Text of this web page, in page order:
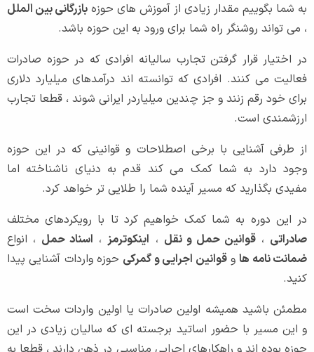
به شما بگوییم مقدار زیادی از آموزش های حوزه بازرگانی بین الملل
، می تواند روشنگر راه شما برای ورود به این حوزه باشد.
در اختیار قرار گرفتن تجارب سالیانه افرادی که در حوزه صادرات
فعالیت می کنند. افرادی که توانسته اند درآمدهای میلیارد دلاری
برای خود رقم زنند و جز چندین میلیاردر ایرانی شوند ، قطعا تجارب
ارزشمندی است.
از طرفی آشنایی با برخی اصطلاحات و قوانینی که در این حوزه
وجود دارد به شما کمک می کند قدم به دنیای ناشناخته اما
مفیدی بگذارید که مسیر آینده شما را طلایی تر خواهد کرد.
در این دوره به شما کمک خواهیم کرد تا با رویکردهای مختلف
صادراتی ،قوانین حمل و نقل ، اینکوترمز، اسناد حمل ، انواع
ضمانت نامه هاوقوانین اجرایی و گمرکی حوزه واردات آشنایی پیدا
کنید.
مطمئن باشید همیشه اولین صادرات یا اولین واردات سخت است
و این مسیر با حضور اساتید برجسته ای که سالیان زیادی در این